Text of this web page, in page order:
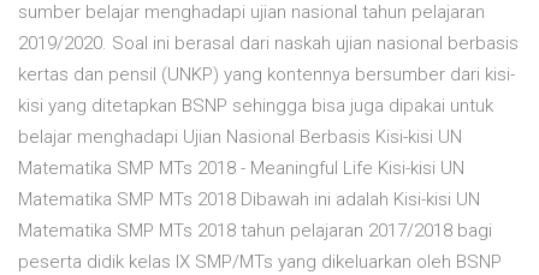
sumber belajar menghadapi ujian nasional tahun pelajaran
2019/2020. Soal ini berasal dari naskah ujian nasional berbasis
kertas dan pensil (UNKP) yang kontennya bersumber dari kisi-
kisi yang ditetapkan BSNP sehingga bisa juga dipakai untuk
belajar menghadapi Ujian Nasional Berbasis Kisi-kisi UN
Matematika SMP MTs 2018 - Meaningful Life Kisi-kisi UN
Matematika SMP MTs 2018 Dibawah ini adalah Kisi-kisi UN
Matematika SMP MTs 2018 tahun pelajaran 2017/2018 bagi
peserta didik kelas IX SMP/MTs yang dikeluarkan oleh BSNP